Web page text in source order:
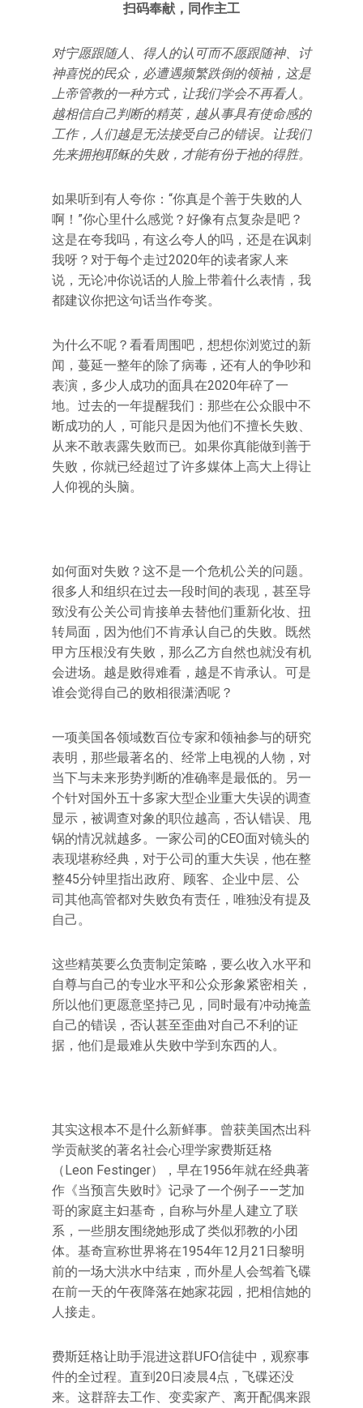
扫码奉献，同作主工
对宁愿跟随人、得人的认可而不愿跟随神、讨
神喜悦的民众，必遭遇频繁跌倒的领袖，这是
上帝管教的一种方式，让我们学会不再看人。
越相信自己判断的精英，越从事具有使命感的
工作，人们越是无法接受自己的错误。让我们
先来拥抱耶稣的失败，才能有份于祂的得胜。
如果听到有人夸你：“你真是个善于失败的人
啊！”你心里什么感觉？好像有点复杂是吧？
这是在夸我吗，有这么夸人的吗，还是在讽刺
我呀？对于每个走过2020年的读者家人来
说，无论冲你说话的人脸上带着什么表情，我
都建议你把这句话当作夸奖。
为什么不呢？看看周围吧，想想你浏览过的新
闻，蔓延一整年的除了病毒，还有人的争吵和
表演，多少人成功的面具在2020年碎了一
地。过去的一年提醒我们：那些在公众眼中不
断成功的人，可能只是因为他们不擅长失败、
从来不敢表露失败而已。如果你真能做到善于
失败，你就已经超过了许多媒体上高大上得让
人仰视的头脑。
如何面对失败？这不是一个危机公关的问题。
很多人和组织在过去一段时间的表现，甚至导
致没有公关公司肯接单去替他们重新化妆、扭
转局面，因为他们不肯承认自己的失败。既然
甲方压根没有失败，那么乙方自然也就没有机
会进场。越是败得难看，越是不肯承认。可是
谁会觉得自己的败相很潇洒呢？
一项美国各领域数百位专家和领袖参与的研究
表明，那些最著名的、经常上电视的人物，对
当下与未来形势判断的准确率是最低的。另一
个针对国外五十多家大型企业重大失误的调查
显示，被调查对象的职位越高，否认错误、甩
锅的情况就越多。一家公司的CEO面对镜头的
表现堪称经典，对于公司的重大失误，他在整
整45分钟里指出政府、顾客、企业中层、公
司其他高管都对失败负有责任，唯独没有提及
自己。
这些精英要么负责制定策略，要么收入水平和
自尊与自己的专业水平和公众形象紧密相关，
所以他们更愿意坚持己见，同时最有冲动掩盖
自己的错误，否认甚至歪曲对自己不利的证
据，他们是最难从失败中学到东西的人。
其实这根本不是什么新鲜事。曾获美国杰出科
学贡献奖的著名社会心理学家费斯廷格
（Leon Festinger），早在1956年就在经典著
作《当预言失败时》记录了一个例子——芝加
哥的家庭主妇基奇，自称与外星人建立了联
系，一些朋友围绕她形成了类似邪教的小团
体。基奇宣称世界将在1954年12月21日黎明
前的一场大洪水中结束，而外星人会驾着飞碟
在前一天的午夜降落在她家花园，把相信她的
人接走。
费斯廷格让助手混进这群UFO信徒中，观察事
件的全过程。直到20日凌晨4点，飞碟还没
来。这群辞去工作、变卖家产、离开配偶来跟